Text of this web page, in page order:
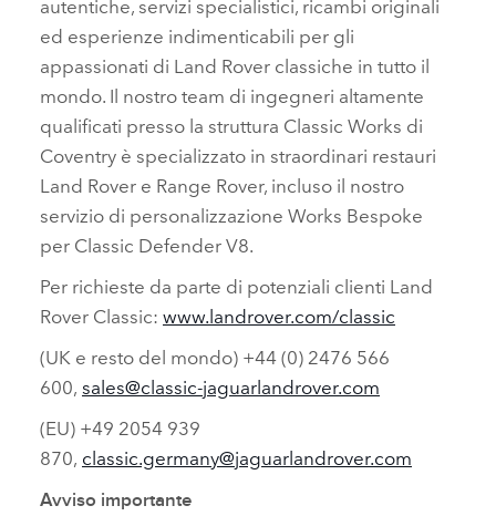
ed esperienze indimenticabili per gli
appassionati di Land Rover classiche in tutto il
mondo. Il nostro team di ingegneri altamente
qualificati presso la struttura Classic Works di
Coventry è specializzato in straordinari restauri
Land Rover e Range Rover, incluso il nostro
servizio di personalizzazione Works Bespoke
per Classic Defender V8.
Per richieste da parte di potenziali clienti Land
Rover Classic: www.landrover.com/classic
(UK e resto del mondo) +44 (0) 2476 566
600, sales@classic‑jaguarlandrover.com
(EU) +49 2054 939
870, classic.germany@jaguarlandrover.com
Avviso importante